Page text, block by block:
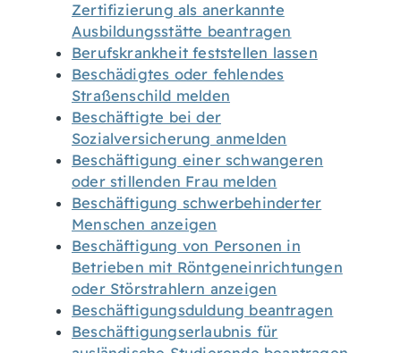
Zertifizierung als anerkannte
Ausbildungsstätte beantragen
Berufskrankheit feststellen lassen
Beschädigtes oder fehlendes
Straßenschild melden
Beschäftigte bei der
Sozialversicherung anmelden
Beschäftigung einer schwangeren
oder stillenden Frau melden
Beschäftigung schwerbehinderter
Menschen anzeigen
Beschäftigung von Personen in
Betrieben mit Röntgeneinrichtungen
oder Störstrahlern anzeigen
Beschäftigungsduldung beantragen
Beschäftigungserlaubnis für